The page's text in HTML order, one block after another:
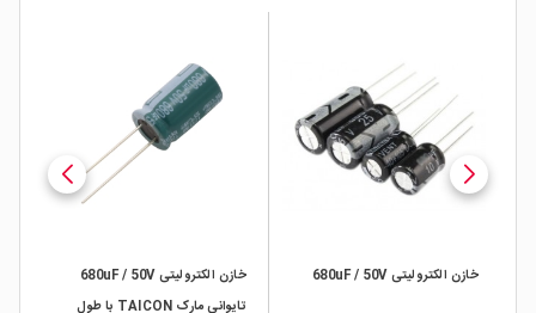
خازن الکترولیتی 680uF / 50V
خازن الکترولیتی 680uF / 50V
تایوانی مارک TAICON با طول